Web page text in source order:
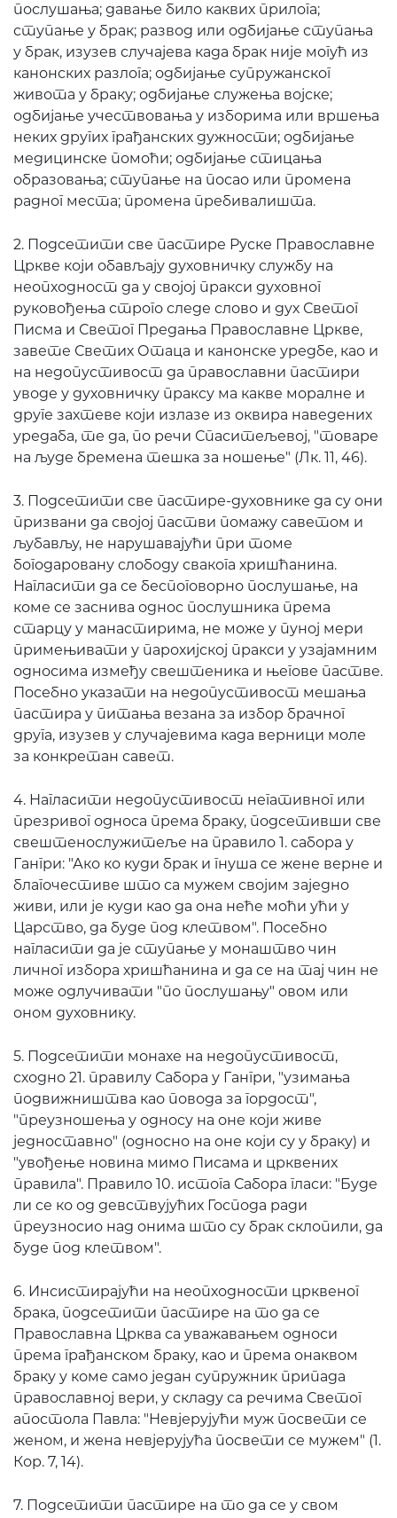
послушања; давање било каквих прилога;
ступање у брак; развод или одбијање ступања
у брак, изузев случајева када брак није могућ из
канонских разлога; одбијање супружанског
живота у браку; одбијање служења војске;
одбијање учествовања у изборима или вршења
неких других грађанских дужности; одбијање
медицинске помоћи; одбијање стицања
образовања; ступање на посао или промена
радног места; промена пребивалишта.
2. Подсетити све пастире Руске Православне
Цркве који обављају духовничку службу на
неопходност да у својој пракси духовног
руковођења строго следе слово и дух Светог
Писма и Светог Предања Православне Цркве,
завете Светих Отаца и канонске уредбе, као и
на недопустивост да православни пастири
уводе у духовничку праксу ма какве моралне и
друге захтеве који излазе из оквира наведених
уредаба, те да, по речи Спаситељевој, "товаре
на људе бремена тешка за ношење" (Лк. 11, 46).
3. Подсетити све пастире-духовнике да су они
призвани да својој пастви помажу саветом и
љубављу, не нарушавајући при томе
богодаровану слободу свакога хришћанина.
Нагласити да се беспоговорно послушање, на
коме се заснива однос послушника према
старцу у манастирима, не може у пуној мери
примењивати у парохијској пракси у узајамним
односима између свештеника и његове пастве.
Посебно указати на недопустивост мешања
пастира у питања везана за избор брачног
друга, изузев у случајевима када верници моле
за конкретан савет.
4. Нагласити недопустивост негативног или
презривог односа према браку, подсетивши све
свештенослужитеље на правило 1. сабора у
Гангри: "Ако ко куди брак и гнуша се жене верне и
благочестиве што са мужем својим заједно
живи, или је куди као да она неће моћи ући у
Царство, да буде под клетвом". Посебно
нагласити да је ступање у монаштво чин
личног избора хришћанина и да се на тај чин не
може одлучивати "по послушању" овом или
оном духовнику.
5. Подсетити монахе на недопустивост,
сходно 21. правилу Сабора у Гангри, "узимања
подвижништва као повода за гордост",
"преузношења у односу на оне који живе
једноставно" (односно на оне који су у браку) и
"увођење новина мимо Писама и црквених
правила". Правило 10. истога Сабора гласи: "Буде
ли се ко од девствујућих Господа ради
преузносио над онима што су брак склопили, да
буде под клетвом".
6. Инсистирајући на неопходности црквеног
брака, подсетити пастире на то да се
Православна Црква са уважавањем односи
према грађанском браку, као и према онаквом
браку у коме само један супружник припада
православној вери, у складу са речима Светог
апостола Павла: "Невјерујући муж посвети се
женом, и жена невјерујућа посвети се мужем" (1.
Кор. 7, 14).
7. Подсетити пастире на то да се у свом